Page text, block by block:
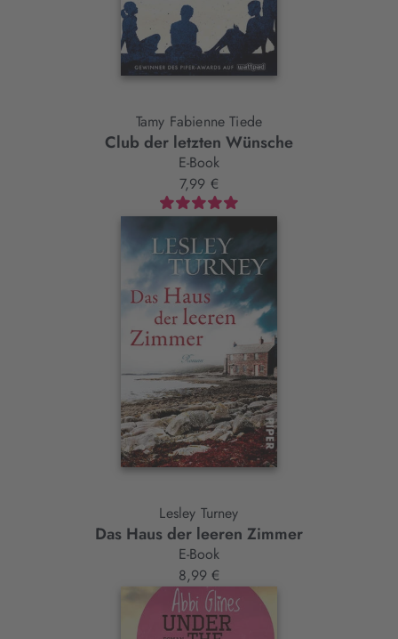
Tamy Fabienne Tiede
Club der letzten Wünsche
E-Book
7,99 €
Lesley Turney
Das Haus der leeren Zimmer
E-Book
8,99 €